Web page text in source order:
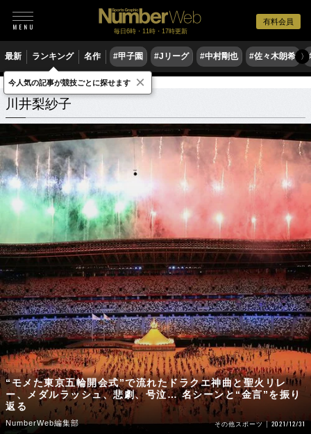
有料会員
毎日6時・11時・17時更新
最新 ランキング 名作 #甲子園 #Jリーグ #中村剛也 #佐々木朗希 〉
川井梨紗子 関連記事
川井梨紗子
“モメた東京五輪開会式”で流れたドラクエ神曲と聖火リレ
ー、メダルラッシュ、悲劇、号泣… 名シーンと“金言”を振り
返る
NumberWeb編集部 その他スポーツ 2021/12/31
今人気の記事が競技ごとに探せます ×